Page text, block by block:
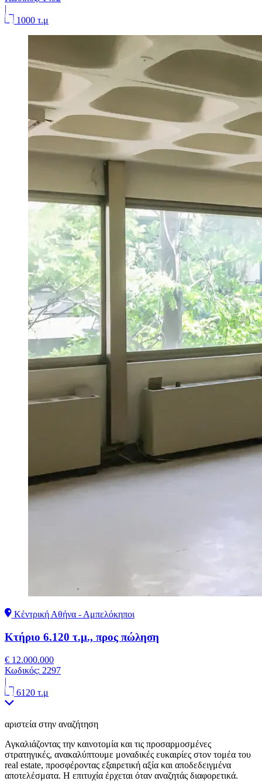
|
1000 τ.μ
Κέντρική Αθήνα - Αμπελόκηποι
Κτήριο 6.120 τ.μ., προς πώληση
€ 12.000.000
Κωδικός: 2297
|
6120 τ.μ
αριστεία στην αναζήτηση
Αγκαλιάζοντας την καινοτομία και τις προσαρμοσμένες
στρατηγικές, ανακαλύπτουμε μοναδικές ευκαιρίες στον τομέα του
real estate, προσφέροντας εξαιρετική αξία και αποδεδειγμένα
αποτελέσματα. Η επιτυχία έρχεται όταν αναζητάς διαφορετικά.